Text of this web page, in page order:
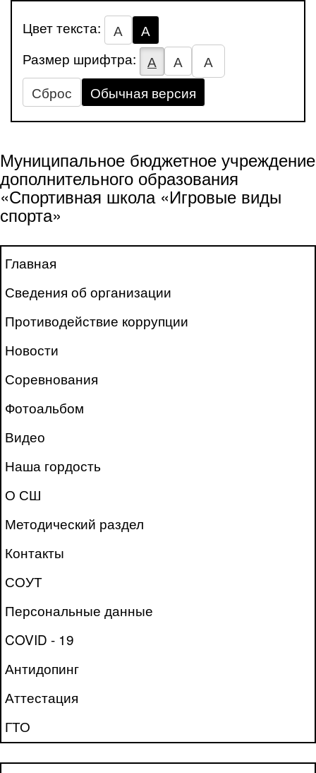
Цвет текста: А
А
Размер шрифтра:
А А
А
Сброс
Обычная версия
Муниципальное бюджетное учреждение
дополнительного образования
«Спортивная школа «Игровые виды
спорта»
Главная
Сведения об организации
Противодействие коррупции
Новости
Соревнования
Фотоальбом
Видео
Наша гордость
О СШ
Методический раздел
Контакты
СОУТ
Персональные данные
COVID - 19
Антидопинг
Аттестация
ГТО